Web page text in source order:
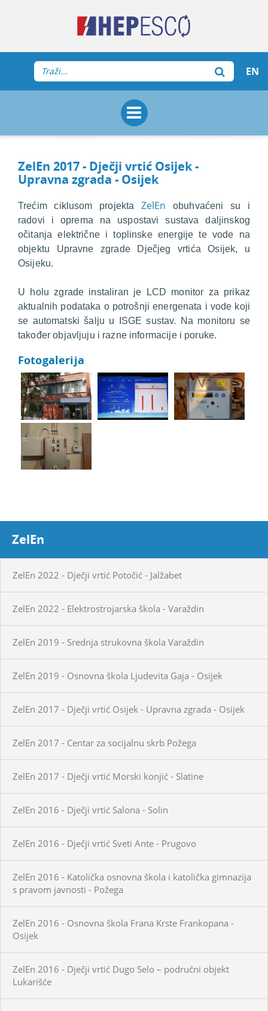
EN
ZelEn 2017 - Dječji vrtić Osijek -
Upravna zgrada - Osijek
Trećim ciklusom projekta ZelEn obuhvaćeni su i
radovi i oprema na uspostavi sustava daljinskog
očitanja električne i toplinske energije te vode na
objektu Upravne zgrade Dječjeg vrtića Osijek, u
Osijeku.
U holu zgrade instaliran je LCD monitor za prikaz
aktualnih podataka o potrošnji energenata i vode koji
se automatski šalju u ISGE sustav. Na monitoru se
također objavljuju i razne informacije i poruke.
Fotogalerija
ZelEn
ZelEn 2022 - Dječji vrtić Potočić - Jalžabet
ZelEn 2022 - Elektrostrojarska škola - Varaždin
ZelEn 2019 - Srednja strukovna škola Varaždin
ZelEn 2019 - Osnovna škola Ljudevita Gaja - Osijek
ZelEn 2017 - Dječji vrtić Osijek - Upravna zgrada - Osijek
ZelEn 2017 - Centar za socijalnu skrb Požega
ZelEn 2017 - Dječji vrtić Morski konjić - Slatine
ZelEn 2016 - Dječji vrtić Salona - Solin
ZelEn 2016 - Dječji vrtić Sveti Ante - Prugovo
ZelEn 2016 - Katolička osnovna škola i katolička gimnazija
s pravom javnosti - Požega
ZelEn 2016 - Osnovna škola Frana Krste Frankopana -
Osijek
ZelEn 2016 - Dječji vrtić Dugo Selo – područni objekt
Lukarišće